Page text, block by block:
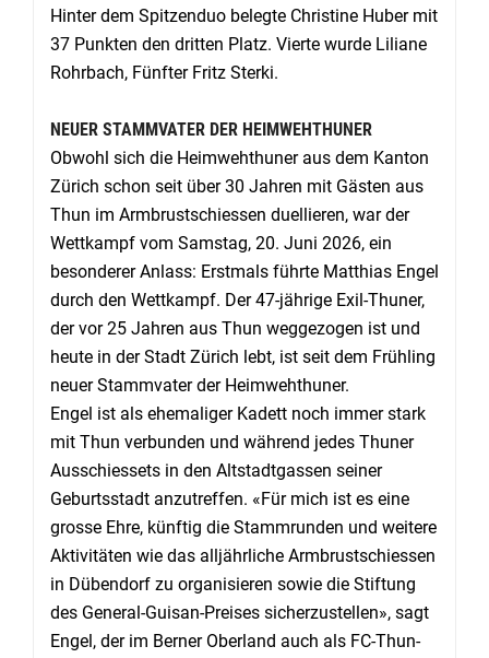
Hinter dem Spitzenduo belegte Christine Huber mit
37 Punkten den dritten Platz. Vierte wurde Liliane
Rohrbach, Fünfter Fritz Sterki.
NEUER STAMMVATER DER HEIMWEHTHUNER
Obwohl sich die Heimwehthuner aus dem Kanton
Zürich schon seit über 30 Jahren mit Gästen aus
Thun im Armbrustschiessen duellieren, war der
Wettkampf vom Samstag, 20. Juni 2026, ein
besonderer Anlass: Erstmals führte Matthias Engel
durch den Wettkampf. Der 47-jährige Exil-Thuner,
der vor 25 Jahren aus Thun weggezogen ist und
heute in der Stadt Zürich lebt, ist seit dem Frühling
neuer Stammvater der Heimwehthuner.
Engel ist als ehemaliger Kadett noch immer stark
mit Thun verbunden und während jedes Thuner
Ausschiessets in den Altstadtgassen seiner
Geburtsstadt anzutreffen. «Für mich ist es eine
grosse Ehre, künftig die Stammrunden und weitere
Aktivitäten wie das alljährliche Armbrustschiessen
in Dübendorf zu organisieren sowie die Stiftung
des General-Guisan-Preises sicherzustellen», sagt
Engel, der im Berner Oberland auch als FC-Thun-